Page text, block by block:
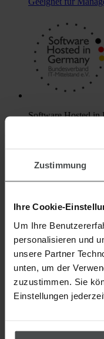
Zustimmung
Ihre Cookie-
Um Ihre
personalisieren und
unsere Partner
unten, um der
zuzustimmen. Sie
Einstellungen
Software Hosted in